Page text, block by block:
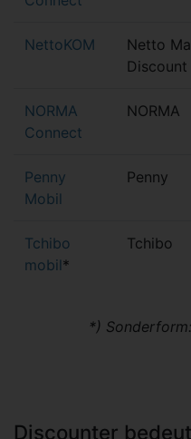
NettoKOM
Netto
Discount
NORMA
Connect
NORMA
Penny
Mobil
Penny
Tchibo
mobil*
Tchibo
*)
Discounter